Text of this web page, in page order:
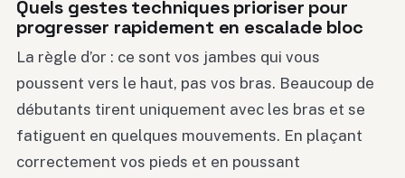
Quels gestes techniques prioriser pour
progresser rapidement en escalade bloc
La règle d’or : ce sont vos jambes qui vous
poussent vers le haut, pas vos bras. Beaucoup de
débutants tirent uniquement avec les bras et se
fatiguent en quelques mouvements. En plaçant
correctement vos pieds et en poussant